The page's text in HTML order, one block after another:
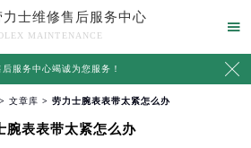
力士维修售后服务中心
MAINTENANCE

服务中心竭诚为您服务！ 
> 文章库 > 劳力士腕表表带太紧怎么办
腕表表带太紧怎么办